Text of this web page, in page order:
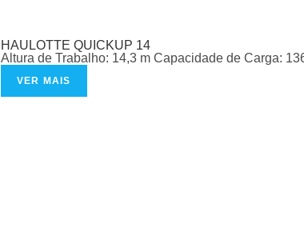
HAULOTTE QUICKUP 14
Altura de Trabalho: 14,3 m Capacidade de Carga:
VER MAIS